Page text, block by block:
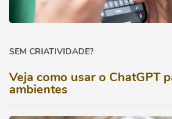
SEM CRIATIVIDADE?
Veja como usar o ChatGPT
ambientes